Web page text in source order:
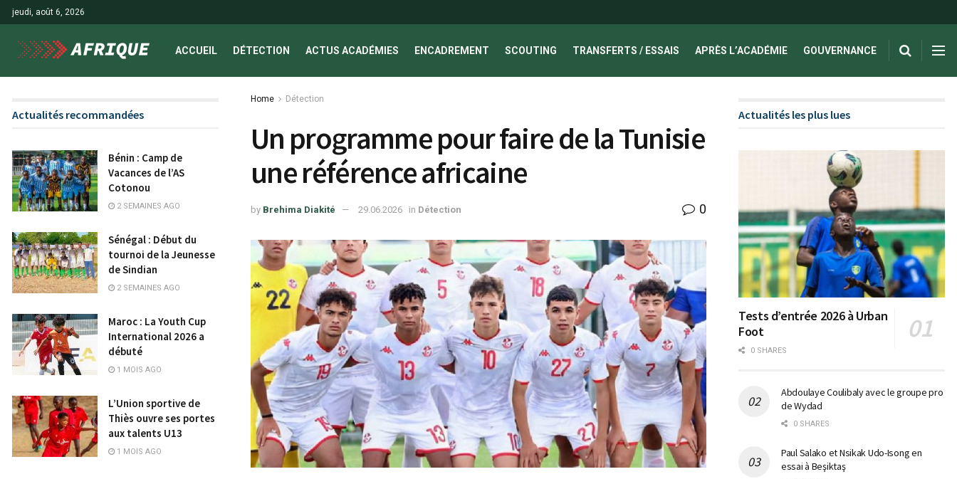
jeudi, août 6, 2026
ACCUEIL DÉTECTION ACTUS ACADÉMIES ENCADREMENT SCOUTING TRANSFERTS / ESSAIS APRÈS L’ACADÉMIE GOUVERNANCE
Home Détection
Un programme pour faire de la Tunisie
une référence africaine
by Brehima Diakité 29.06.2026 in Détection 0
Actualités recommandées
Bénin : Camp de
Vacances de l’AS
Cotonou
2 SEMAINES AGO
Sénégal : Début du
tournoi de la Jeunesse
de Sindian
2 SEMAINES AGO
Maroc : La Youth Cup
International 2026 a
débuté
1 MOIS AGO
L’Union sportive de
Thiès ouvre ses portes
aux talents U13
1 MOIS AGO
Actualités les plus lues
Tests d’entrée 2026 à Urban
Foot
0 SHARES
Abdoulaye Coulibaly avec le groupe pro
de Wydad
0 SHARES
Paul Salako et Nsikak Udo-Isong en
essai à Beşiktaş